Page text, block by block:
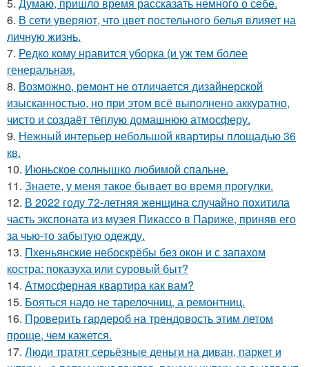
6. В сети уверяют, что цвет постельного белья влияет на
личную жизнь.
7. Редко кому нравится уборка (и уж тем более
генеральная.
8. Возможно, ремонт не отличается дизайнерской
изысканностью, но при этом всё выполнено аккуратно,
чисто и создаёт тёплую домашнюю атмосферу.
9. Нежный интерьер небольшой квартиры площадью 36
кв.
10. Июньское солнышко любимой спальне.
11. Знаете, у меня такое бывает во время прогулки.
12. В 2022 году 72-летняя женщина случайно похитила
часть экспоната из музея Пикассо в Париже, приняв его
за чью-то забытую одежду.
13. Пхеньянские небоскрёбы без окон и с запахом
костра: показуха или суровый быт?
14. Атмосферная квартира как вам?
15. Бояться надо не тарелочниц, а ремонтниц.
16. Проверить гардероб на трендовость этим летом
проще, чем кажется.
17. Люди тратят серьёзные деньги на диван, паркет и